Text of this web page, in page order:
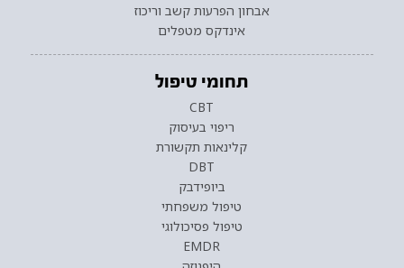
אבחון הפרעות קשב וריכוז
אינדקס מטפלים
תחומי טיפול
CBT
ריפוי בעיסוק
קלינאות תקשורת
DBT
ביופידבק
טיפול משפחתי
טיפול פסיכולוגי
EMDR